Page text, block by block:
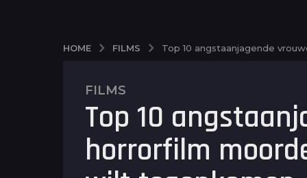
HOME FILMS Top 10 angstaanjagende
2
j
a
a
r
FILMS
Top 10
horrorfilm